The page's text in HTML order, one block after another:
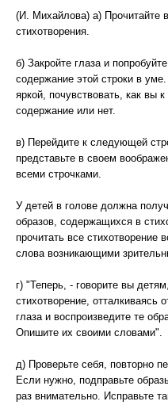
(И. Михайлова) а) Прочитайте
стихотворения.
б) Закройте глаза и
содержание этой строки в
яркой, почувствовать, как вы
содержание или нет.
в) Перейдите к следующей
представьте в своем
всеми строчками.
У детей в голове должна
образов, содержащихся в
прочитать все стихотворение
слова возникающими
г) "Теперь, - говорите вы
стихотворение, отталкиваясь
глаза и воспроизведите те
Опишите их своими словами".
д) Проверьте себя, повторно
Если нужно, подправьте
раз внимательно. Исправьте